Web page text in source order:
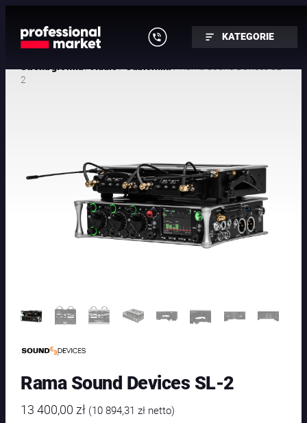
KATEGORIE
/ /
/ Rama Sound Devices SL-
2
Rama Sound Devices SL-2
13 400,00zł (10 894,31zł netto)